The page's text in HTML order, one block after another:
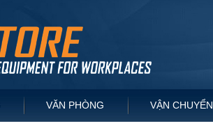
VĂN PHÒNG VẬN CHUYỂN